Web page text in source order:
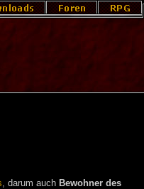
, darum auch Bewohner des